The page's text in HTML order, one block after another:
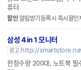
퓨터
할인 알림받기등록시 즉시할인
삼성 4 in 1 모니터
광고 http://
한정수량 200대, 노트북 필